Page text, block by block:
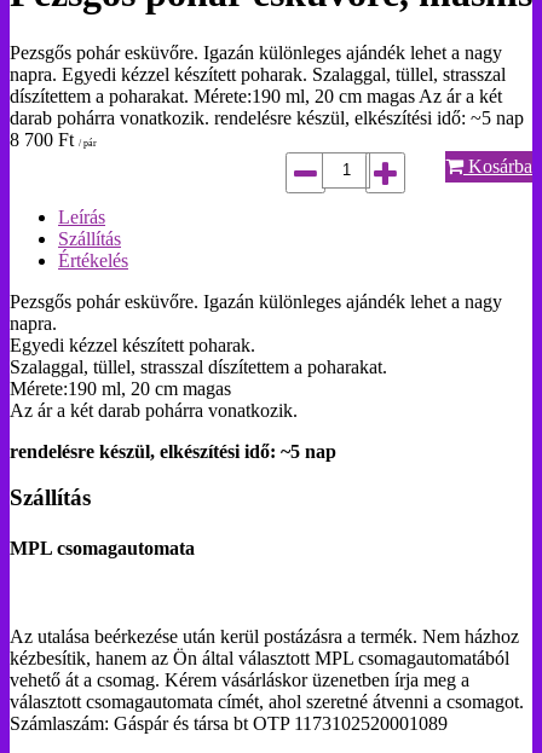
Pezsgős pohár esküvőre. Igazán különleges ajándék lehet a nagy
napra. Egyedi kézzel készített poharak. Szalaggal, tüllel, strasszal
díszítettem a poharakat. Mérete:190 ml, 20 cm magas Az ár a két
darab pohárra vonatkozik. rendelésre készül, elkészítési idő: ~5 nap
8 700 Ft / pár
Kosárba
Leírás
Szállítás
Értékelés
Pezsgős pohár esküvőre. Igazán különleges ajándék lehet a nagy
napra.
Egyedi kézzel készített poharak.
Szalaggal, tüllel, strasszal díszítettem a poharakat.
Mérete:190 ml, 20 cm magas
Az ár a két darab pohárra vonatkozik.
rendelésre készül, elkészítési idő: ~5 nap
Szállítás
MPL csomagautomata
Az utalása beérkezése után kerül postázásra a termék. Nem házhoz
kézbesítik, hanem az Ön által választott MPL csomagautomatából
vehető át a csomag. Kérem vásárláskor üzenetben írja meg a
választott csomagautomata címét, ahol szeretné átvenni a csomagot.
Számlaszám: Gáspár és társa bt OTP 1173102520001089